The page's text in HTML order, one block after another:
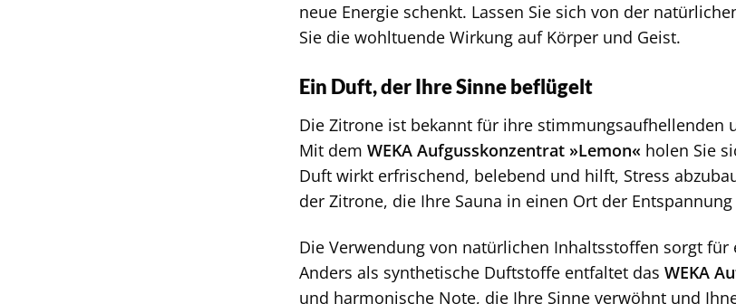
neue Energie schenkt. Lassen Sie sich von der
Sie die wohltuende Wirkung auf Körper und Geist.
Ein Duft, der Ihre Sinne beflügelt
Die Zitrone ist bekannt für ihre stimmungsaufhellenden
Mit demWEKA Aufgusskonzentrat »Lemon« holen Sie
Duft wirkt erfrischend, belebend und hilft, Stress
der Zitrone, die Ihre Sauna in einen Ort der
Die Verwendung von natürlichen Inhaltsstoffen sorgt
Anders als synthetische Duftstoffe entfaltet dasWEKA
und harmonische Note, die Ihre Sinne verwöhnt und